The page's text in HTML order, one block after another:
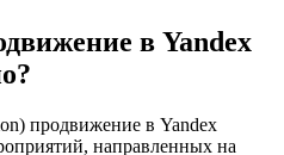
в Yandex
продвижение в Yandex
направленных на